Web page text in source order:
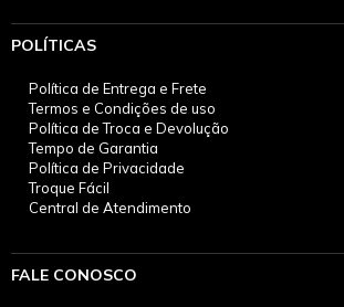
POLÍTICAS
Política de Entrega e Frete
Termos e Condições de uso
Política de Troca e Devolução
Tempo de Garantia
Política de Privacidade
Troque Fácil
Central de Atendimento
FALE CONOSCO